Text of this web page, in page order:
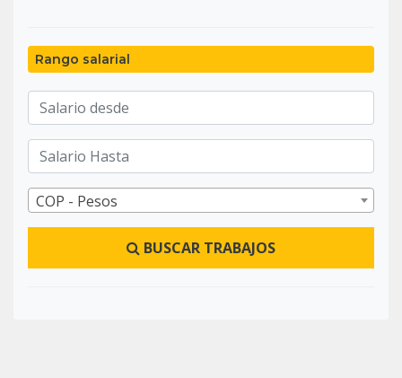
Rango salarial
COP - Pesos
BUSCAR TRABAJOS